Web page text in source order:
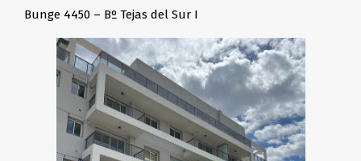
Bunge 4450 – Bº Tejas del Sur I